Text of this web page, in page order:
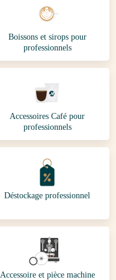
Boissons et sirops pour
professionnels
Accessoires Café pour
professionnels
Déstockage professionnel
Accessoire et pièce machine